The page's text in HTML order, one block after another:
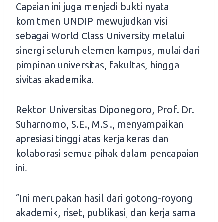
Capaian ini juga menjadi bukti nyata
komitmen UNDIP mewujudkan visi
sebagai World Class University melalui
sinergi seluruh elemen kampus, mulai dari
pimpinan universitas, fakultas, hingga
sivitas akademika.
Rektor Universitas Diponegoro, Prof. Dr.
Suharnomo, S.E., M.Si., menyampaikan
apresiasi tinggi atas kerja keras dan
kolaborasi semua pihak dalam pencapaian
ini.
“Ini merupakan hasil dari gotong-royong
akademik, riset, publikasi, dan kerja sama